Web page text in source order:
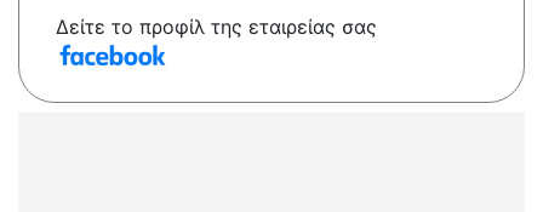
Δείτε το προφίλ της εταιρείας σας